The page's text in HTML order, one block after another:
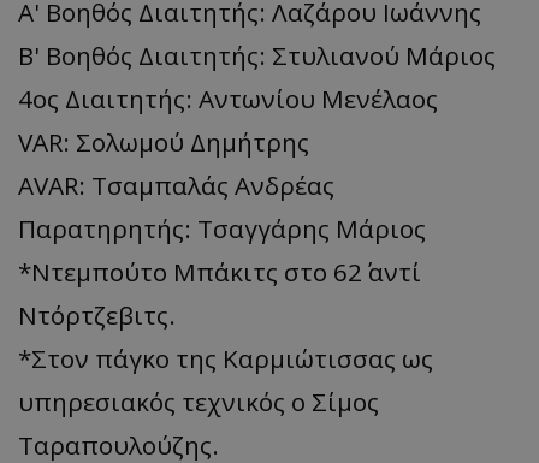
Α' Βοηθός Διαιτητής: Λαζάρου Ιωάννης
Β' Βοηθός Διαιτητής: Στυλιανού Μάριος
4ος Διαιτητής: Αντωνίου Μενέλαος
VAR: Σολωμού Δημήτρης
AVAR: Τσαμπαλάς Ανδρέας
Παρατηρητής: Τσαγγάρης Μάριος
*Nτεμπούτο Μπάκιτς στο 62΄ αντί
Ντόρτζεβιτς.
*Στον πάγκο της Καρμιώτισσας ως
υπηρεσιακός τεχνικός ο Σίμος
Ταραπουλούζης.